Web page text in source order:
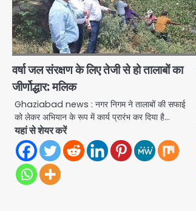
वर्षा जल संरक्षण के लिए तेजी से हो तालाबों का
जीर्णोद्धार: मलिक
Ghaziabad news : नगर निगम ने तालाबों की सफाई
को लेकर अभियान के रूप में कार्य प्रारंभ कर दिया है…
यहां से शेयर करें